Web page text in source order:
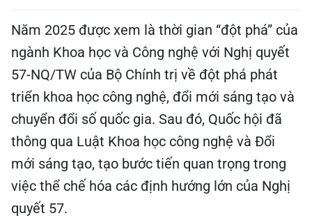
Năm 2025 được xem là thời gian “đột phá” của
ngành Khoa học và Công nghệ với Nghị quyết
57-NQ/TW của Bộ Chính trị về đột phá phát
triển khoa học công nghệ, đổi mới sáng tạo và
chuyển đổi số quốc gia. Sau đó, Quốc hội đã
thông qua Luật Khoa học công nghệ và Đổi
mới sáng tạo, tạo bước tiến quan trọng trong
việc thể chế hóa các định hướng lớn của Nghị
quyết 57.